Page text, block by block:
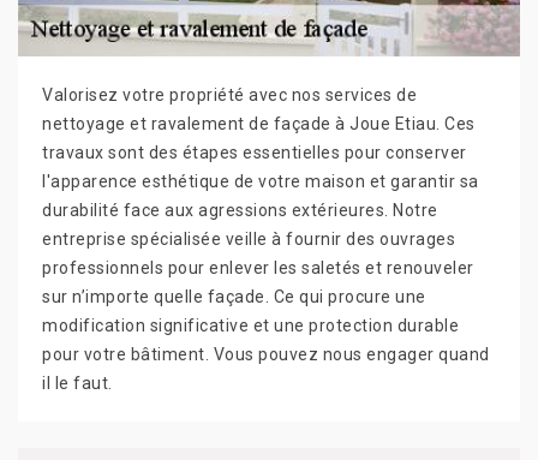
Valorisez votre propriété avec nos services de
nettoyage et ravalement de façade à Joue Etiau. Ces
travaux sont des étapes essentielles pour conserver
l'apparence esthétique de votre maison et garantir sa
durabilité face aux agressions extérieures. Notre
entreprise spécialisée veille à fournir des ouvrages
professionnels pour enlever les saletés et renouveler
sur n’importe quelle façade. Ce qui procure une
modification significative et une protection durable
pour votre bâtiment. Vous pouvez nous engager quand
il le faut.